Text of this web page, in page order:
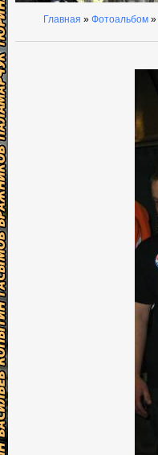
Главная » Фотоальбом »